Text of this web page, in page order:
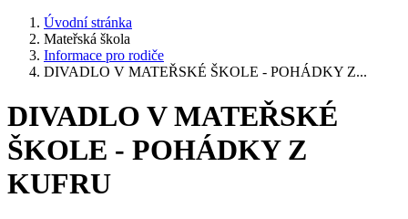
Úvodní stránka
Mateřská škola
Informace pro rodiče
DIVADLO V MATEŘSKÉ ŠKOLE - POHÁDKY Z...
DIVADLO V MATEŘSKÉ
ŠKOLE - POHÁDKY Z
KUFRU